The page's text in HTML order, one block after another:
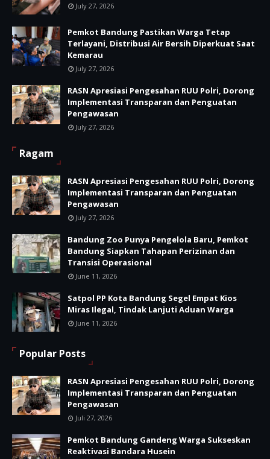
July 27, 2026
Pemkot Bandung Pastikan Warga Tetap
Terlayani, Distribusi Air Bersih Diperkuat Saat
Kemarau
July 27, 2026
RASN Apresiasi Pengesahan RUU Polri, Dorong
Implementasi Transparan dan Penguatan
Pengawasan
July 27, 2026
Ragam
RASN Apresiasi Pengesahan RUU Polri, Dorong
Implementasi Transparan dan Penguatan
Pengawasan
July 27, 2026
Bandung Zoo Punya Pengelola Baru, Pemkot
Bandung Siapkan Tahapan Perizinan dan
Transisi Operasional
June 11, 2026
Satpol PP Kota Bandung Segel Empat Kios
Miras Ilegal, Tindak Lanjuti Aduan Warga
June 11, 2026
Popular Posts
RASN Apresiasi Pengesahan RUU Polri, Dorong
Implementasi Transparan dan Penguatan
Pengawasan
Juli 27, 2026
Pemkot Bandung Gandeng Warga Sukseskan
Reaktivasi Bandara Husein